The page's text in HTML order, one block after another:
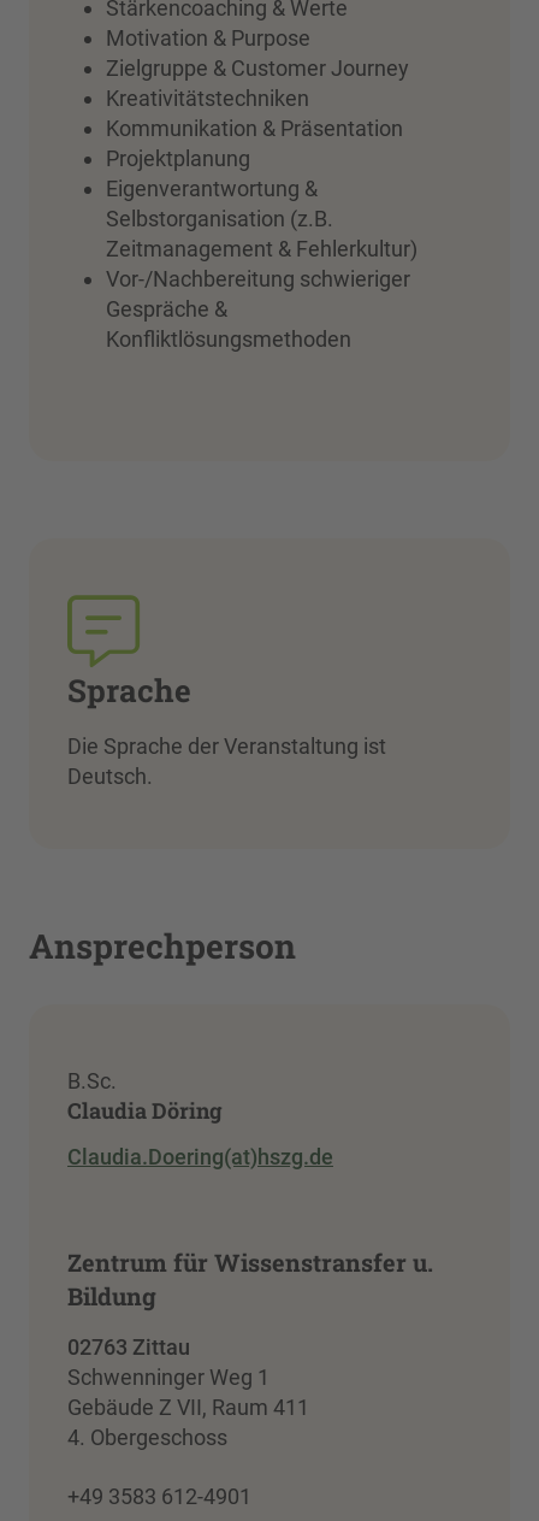
Stärkencoaching & Werte
Motivation & Purpose
Zielgruppe & Customer Journey
Kreativitätstechniken
Kommunikation & Präsentation
Projektplanung
Eigenverantwortung &
Selbstorganisation (z.B.
Zeitmanagement & Fehlerkultur)
Vor-/Nachbereitung schwieriger
Gespräche &
Konfliktlösungsmethoden
Sprache
Die Sprache der Veranstaltung ist
Deutsch.
Ansprechperson
B.Sc.
Claudia Döring
Claudia.Doering(at)hszg.de
Zentrum für Wissenstransfer u.
Bildung
02763 Zittau
Schwenninger Weg 1
Gebäude Z VII, Raum 411
4. Obergeschoss
+49 3583 612-4901